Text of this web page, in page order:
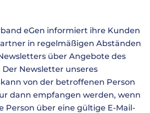
eGen informiert ihre Kunden
in regelmäßigen Abständen
über Angebote des
Newsletter unseres
von der betroffenen Person
dann empfangen werden, wenn
Person über eine gültige E-Mail-